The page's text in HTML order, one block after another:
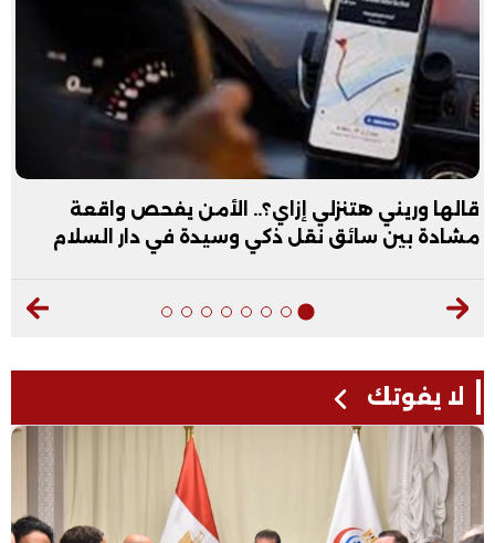
واقعة
دار السلام
عبد الله الأول علمي علوم: نفسي
فيديو
لا يفوتك